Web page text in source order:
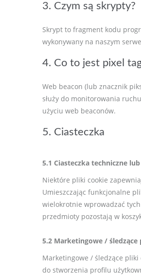
3. Czym są skrypty?
Skrypt to fragment kodu
wykonywany na naszym
4. Co to jest pixel
Web beacon (lub znacznik
służy do monitorowania
użyciu web beaconów.
5. Ciasteczka
5.1 Ciasteczka techniczne
Niektóre pliki cookie
Umieszczając funkcjonalne
wielokrotnie wprowadzać
przedmioty pozostają w
5.2 Marketingowe /
Marketingowe / śledzące
do stworzenia profilu